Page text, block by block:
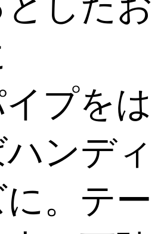
プをは
ンディ
。テー